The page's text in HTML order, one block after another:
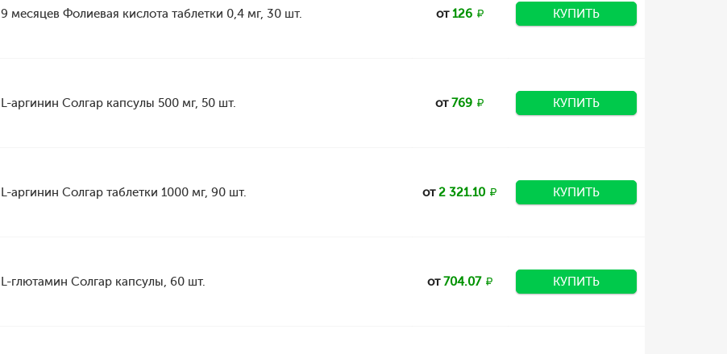
9 месяцев Фолиевая кислота таблетки 0,4 мг, 30 шт. от126 КУПИТЬ
L-аргинин Солгар капсулы 500 мг, 50 шт. от769 КУПИТЬ
L-аргинин Солгар таблетки 1000 мг, 90 шт. от2 321.10 КУПИТЬ
L-глютамин Солгар капсулы, 60 шт. от704.07 КУПИТЬ